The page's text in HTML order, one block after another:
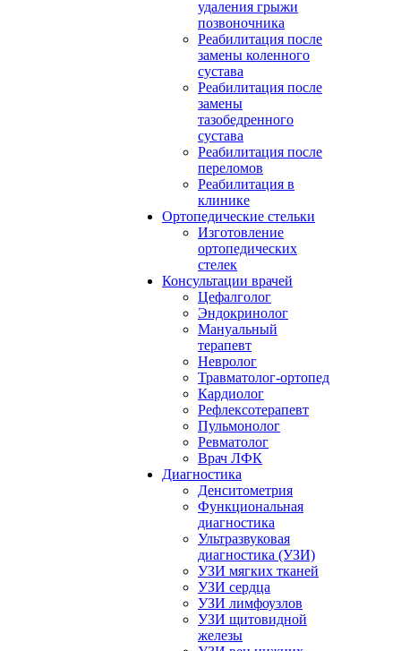
удаления грыжи
позвоночника
Реабилитация после
замены коленного
сустава
Реабилитация после
замены
тазобедренного
сустава
Реабилитация после
переломов
Реабилитация в
клинике
Ортопедические стельки
Изготовление
ортопедических
стелек
Консультации врачей
Цефалголог
Эндокринолог
Мануальный
терапевт
Невролог
Травматолог-ортопед
Кардиолог
Рефлексотерапевт
Пульмонолог
Ревматолог
Врач ЛФК
Диагностика
Денситометрия
Функциональная
диагностика
Ультразвуковая
диагностика (УЗИ)
УЗИ мягких тканей
УЗИ сердца
УЗИ лимфоузлов
УЗИ щитовидной
железы